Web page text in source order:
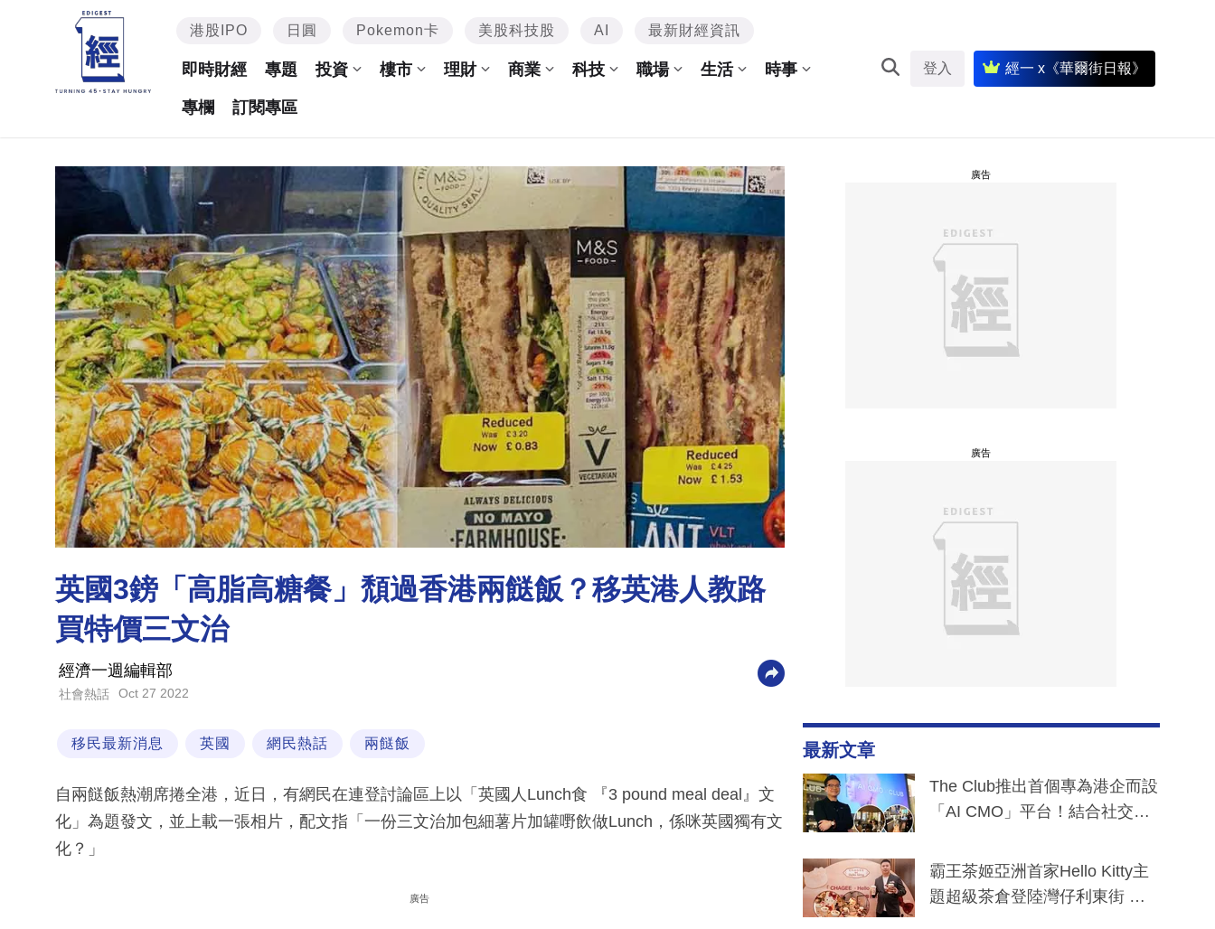
港股IPO 日圓 Pokemon卡 美股科技股 AI 最新財經資訊
即時財經 專題 投資 樓市 理財 商業 科技 職場 生活 時事
專欄 訂閱專區
登入 經一 x《華爾街日報》
英國3鎊「高脂高糖餐」頹過香港兩餸飯？移英港人教路
買特價三文治
經濟一週編輯部
社會熱話 Oct 27 2022
移民最新消息 英國 網民熱話 兩餸飯
自兩餸飯熱潮席捲全港，近日，有網民在連登討論區上以「英國人Lunch食 『3 pound meal deal』文
化」為題發文，並上載一張相片，配文指「一份三文治加包細薯片加罐嘢飲做Lunch，係咪英國獨有文
化？」
廣告
廣告
廣告
最新文章
The Club推出首個專為港企而設
「AI CMO」平台！結合社交聆
分鐘生成「貼地」宣傳短片
霸王茶姬亞洲首家Hello Kitty主
題超級茶倉登陸灣仔利東街 推